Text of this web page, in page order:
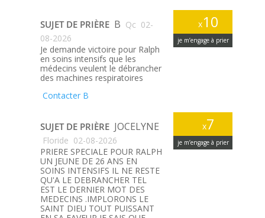
x10
je m’engage à prier
SUJET DE PRIÈRE B Qc 02-
08-2026
Je demande victoire pour Ralph
en soins intensifs que les
médecins veulent le débrancher
des machines respiratoires
Contacter B
x7
je m’engage à prier
SUJET DE PRIÈRE JOCELYNE
Floride 02-08-2026
PRIERE SPECIALE POUR RALPH
UN JEUNE DE 26 ANS EN
SOINS INTENSIFS IL NE RESTE
QU'A LE DEBRANCHER TEL
EST LE DERNIER MOT DES
MEDECINS .IMPLORONS LE
SAINT DIEU TOUT PUISSANT